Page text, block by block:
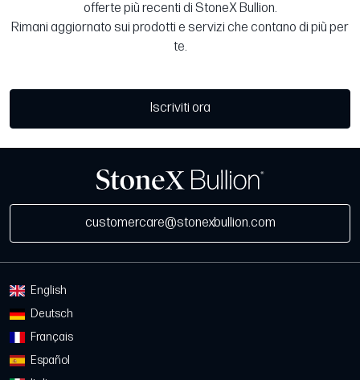
offerte più recenti di StoneX Bullion.
Rimani aggiornato sui prodotti e servizi che contano di più per
te.
Iscriviti ora
customercare@stonexbullion.com
English
Deutsch
Français
Español